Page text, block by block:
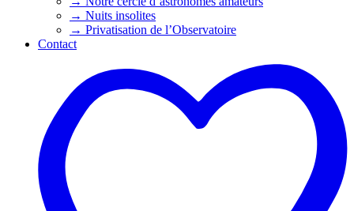
→ Nuits insolites
→ Privatisation de l’Observatoire
Contact